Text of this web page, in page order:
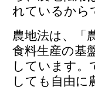
れているから
農地法は、「
食料生産の基
しています。
しても自由に